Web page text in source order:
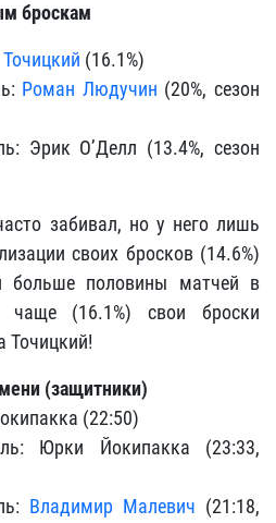
броскам
(16.1%)
Роман Людучин (20%, сезон
Эрик О’Делл (13.4%, сезон
забивал, но у него лишь
своих бросков (14.6%)
больше половины матчей в
чаще (16.1%) свои броски
Точицкий!
(защитники)
(22:50)
Юрки Йокипакка (23:33,
Владимир Малевич (21:18,